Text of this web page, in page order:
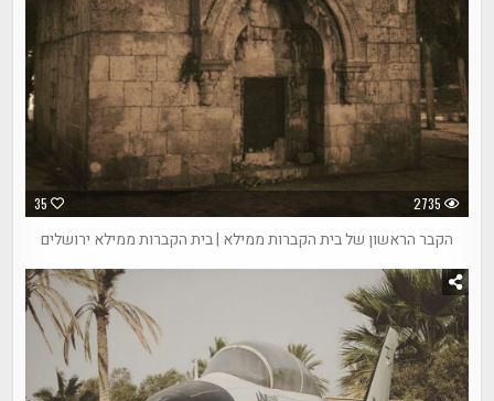
35 2735
הקבר הראשון של בית הקברות ממילא | בית הקברות ממילא ירושלים